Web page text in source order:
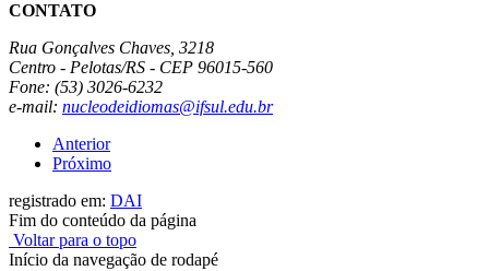
CONTATO
Rua Gonçalves Chaves, 3218
Centro - Pelotas/RS - CEP 96015-560
Fone: (53) 3026-6232
e-mail: nucleodeidiomas@ifsul.edu.br
Anterior
Próximo
registrado em: DAI
Fim do conteúdo da página
Voltar para o topo
Início da navegação de rodapé